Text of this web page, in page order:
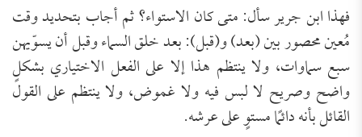
فهذا ابن جرير سأل: متى كان الاستواء؟ ثم أجاب بتحديد وقت
مُعين محصور بين (بعد) و(قبل): بعد خلق السماء وقبل أن يسوّيهن
سبع سماوات، ولا ينتظم هذا إلا على الفعل الاختياري بشكلٍ
واضح وصريح لا لبس فيه ولا غموض، ولا ينتظم على القول
القائل بأنه دائمًا مستوٍ على عرشه.